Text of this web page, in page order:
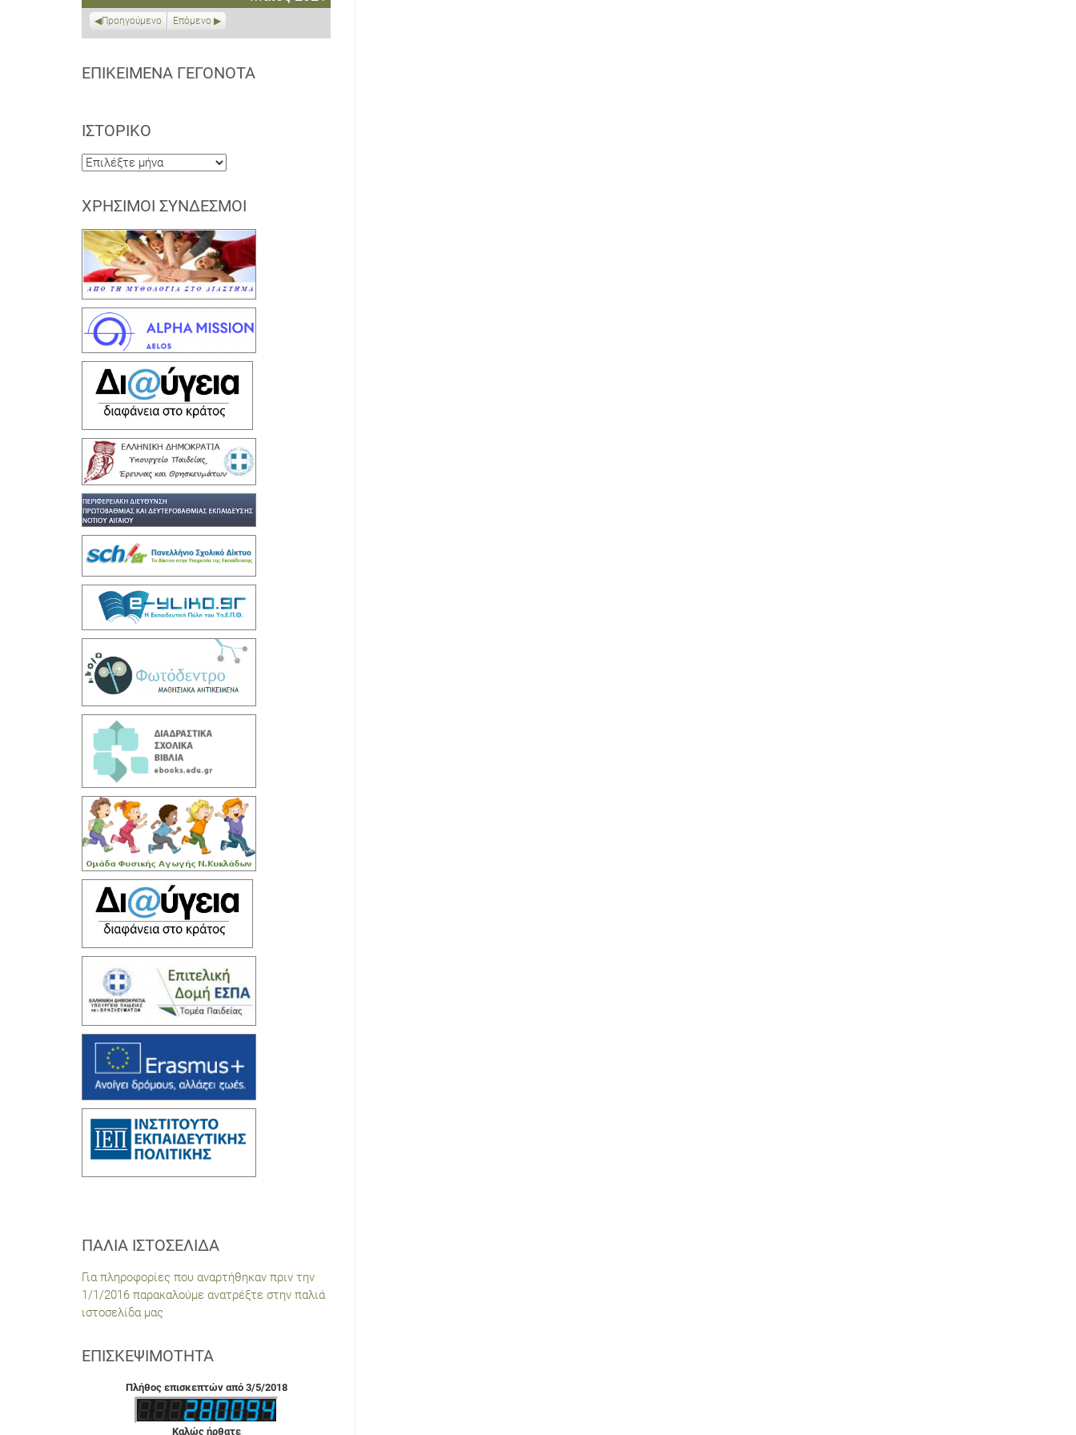
202120212021
Προηγούμενο Επόμενο
ΕΠΙΚΕΊΜΕΝΑ ΓΕΓΟΝΌΤΑ
ΙΣΤΟΡΙΚΌ
Ιστορικό
ΧΡΉΣΙΜΟΙ ΣΎΝΔΕΣΜΟΙ
ΠΑΛΙΆ ΙΣΤΟΣΕΛΊΔΑ
Για πληροφορίες που αναρτήθηκαν πριν την
1/1/2016 παρακαλούμε ανατρέξτε στην παλιά
ιστοσελίδα μας
ΕΠΙΣΚΕΨΙΜΌΤΗΤΑ
Πλήθος επισκεπτών από 3/5/2018
Καλώς ήρθατε